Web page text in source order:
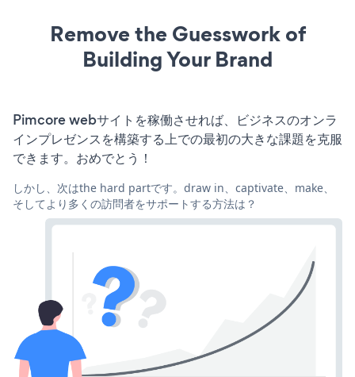
Remove the Guesswork of
Building Your Brand
Pimcore webサイトを稼働させれば、ビジネスのオンラ
インプレゼンスを構築する上での最初の大きな課題を克服
できます。おめでとう！
しかし、次はthe hard partです。draw in、captivate、make、
そしてより多くの訪問者をサポートする方法は？